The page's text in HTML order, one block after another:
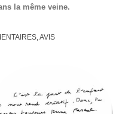
la même veine.
AVIS